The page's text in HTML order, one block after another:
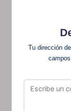
Tu dirección